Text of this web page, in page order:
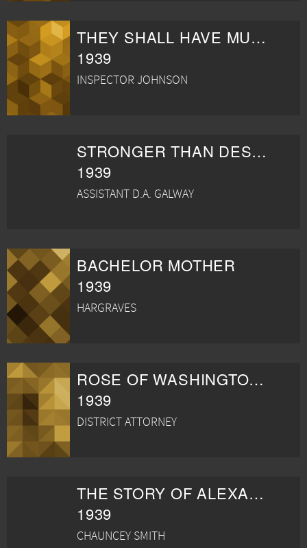
THEY SHALL HAVE MUSIC
1939
INSPECTOR JOHNSON
STRONGER THAN DESIRE
1939
ASSISTANT D.A. GALWAY
BACHELOR MOTHER
1939
HARGRAVES
ROSE OF WASHINGTON SQUARE
1939
DISTRICT ATTORNEY
THE STORY OF ALEXANDER GRAHAM BELL
1939
CHAUNCEY SMITH